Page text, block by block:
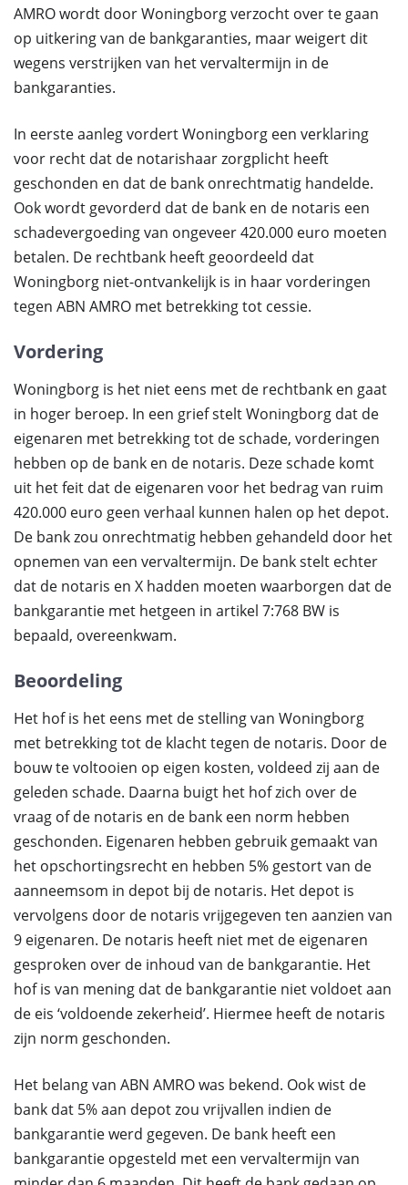
AMRO wordt door Woningborg verzocht over te gaan
op uitkering van de bankgaranties, maar weigert dit
wegens verstrijken van het vervaltermijn in de
bankgaranties.
In eerste aanleg vordert Woningborg een verklaring
voor recht dat de notarishaar zorgplicht heeft
geschonden en dat de bank onrechtmatig handelde.
Ook wordt gevorderd dat de bank en de notaris een
schadevergoeding van ongeveer 420.000 euro moeten
betalen. De rechtbank heeft geoordeeld dat
Woningborg niet-ontvankelijk is in haar vorderingen
tegen ABN AMRO met betrekking tot cessie.
Vordering
Woningborg is het niet eens met de rechtbank en gaat
in hoger beroep. In een grief stelt Woningborg dat de
eigenaren met betrekking tot de schade, vorderingen
hebben op de bank en de notaris. Deze schade komt
uit het feit dat de eigenaren voor het bedrag van ruim
420.000 euro geen verhaal kunnen halen op het depot.
De bank zou onrechtmatig hebben gehandeld door het
opnemen van een vervaltermijn. De bank stelt echter
dat de notaris en X hadden moeten waarborgen dat de
bankgarantie met hetgeen in artikel 7:768 BW is
bepaald, overeenkwam.
Beoordeling
Het hof is het eens met de stelling van Woningborg
met betrekking tot de klacht tegen de notaris. Door de
bouw te voltooien op eigen kosten, voldeed zij aan de
geleden schade. Daarna buigt het hof zich over de
vraag of de notaris en de bank een norm hebben
geschonden. Eigenaren hebben gebruik gemaakt van
het opschortingsrecht en hebben 5% gestort van de
aanneemsom in depot bij de notaris. Het depot is
vervolgens door de notaris vrijgegeven ten aanzien van
9 eigenaren. De notaris heeft niet met de eigenaren
gesproken over de inhoud van de bankgarantie. Het
hof is van mening dat de bankgarantie niet voldoet aan
de eis ‘voldoende zekerheid’. Hiermee heeft de notaris
zijn norm geschonden.
Het belang van ABN AMRO was bekend. Ook wist de
bank dat 5% aan depot zou vrijvallen indien de
bankgarantie werd gegeven. De bank heeft een
bankgarantie opgesteld met een vervaltermijn van